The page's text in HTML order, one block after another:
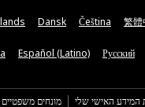
繁體
Čeština
Dansk
Русский
Español (Latino)
המידע האישי שלי מונחים משפטיים